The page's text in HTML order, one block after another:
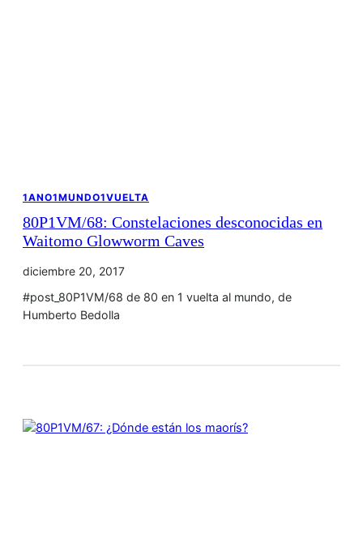
1ANO1MUNDO1VUELTA
80P1VM/68: Constelaciones desconocidas en
Waitomo Glowworm Caves
diciembre 20, 2017
#post_80P1VM/68 de 80 en 1 vuelta al mundo, de
Humberto Bedolla